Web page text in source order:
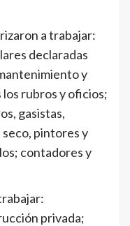
a trabajar:
declaradas
y
rubros y oficios;
gasistas,
pintores y
contadores y
privada;